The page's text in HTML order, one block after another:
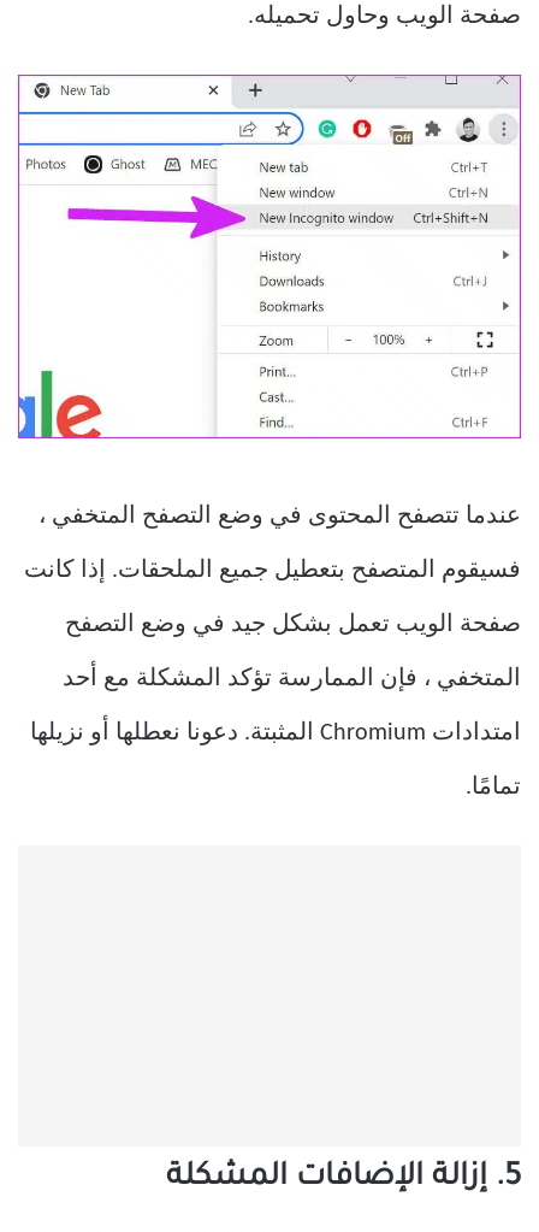
صفحة الويب وحاول تحميله.
عندما تتصفح المحتوى في وضع التصفح المتخفي ،
فسيقوم المتصفح بتعطيل جميع الملحقات. إذا كانت
صفحة الويب تعمل بشكل جيد في وضع التصفح
المتخفي ، فإن الممارسة تؤكد المشكلة مع أحد
امتدادات Chromium المثبتة. دعونا نعطلها أو نزيلها
تمامًا.
5. إزالة الإضافات المشكلة